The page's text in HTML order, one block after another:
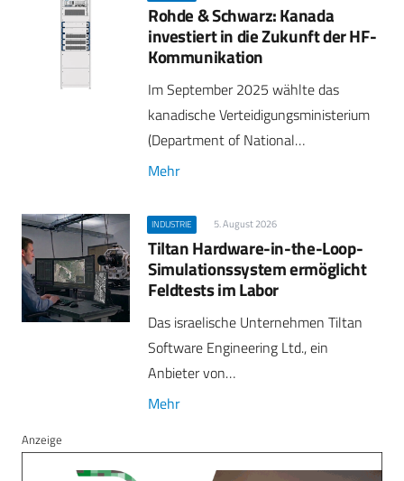
Rohde & Schwarz: Kanada
investiert in die Zukunft der HF-
Kommunikation
Im September 2025 wählte das
kanadische Verteidigungsministerium
(Department of National…
Mehr
INDUSTRIE 5. August 2026
Tiltan Hardware-in-the-Loop-
Simulationssystem ermöglicht
Feldtests im Labor
Das israelische Unternehmen Tiltan
Software Engineering Ltd., ein
Anbieter von…
Mehr
Anzeige